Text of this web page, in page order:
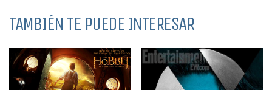
TAMBIÉN TE PUEDE INTERESAR